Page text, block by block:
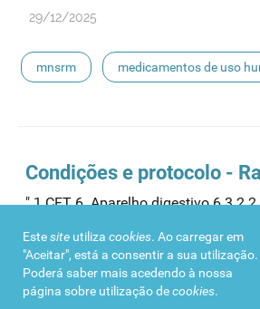
29/12/2025
mnsrm medicamentos de uso
Condições e protocolo -
" 1 CFT 6. Aparelho digestivo
Tratamento sintomático da diarreia
29/12/2025
Estesite utiliza cookies. Ao carregar em
"Aceitar", está a consentir a sua utilização.
Poderá saber mais acedendo à nossa
página sobre utilização decookies.